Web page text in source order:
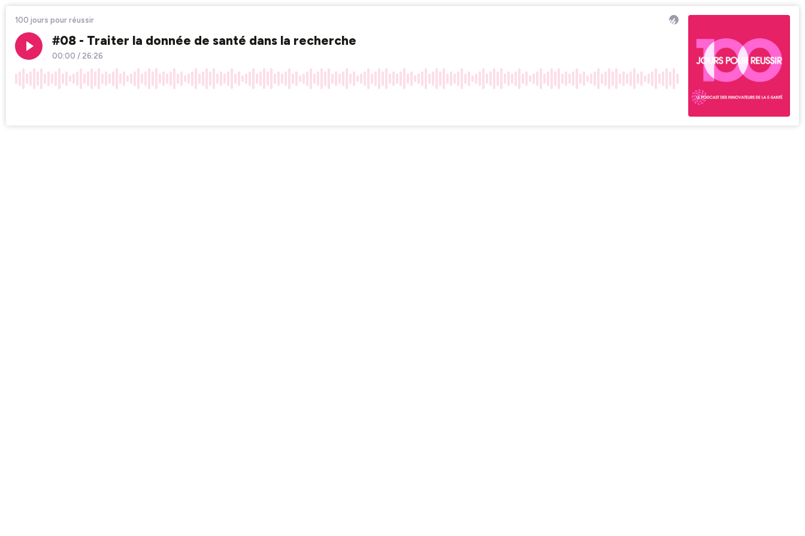
100 jours pour réussir
#08 - Traiter la donnée de santé dans la recherche
00:00 / 26:26